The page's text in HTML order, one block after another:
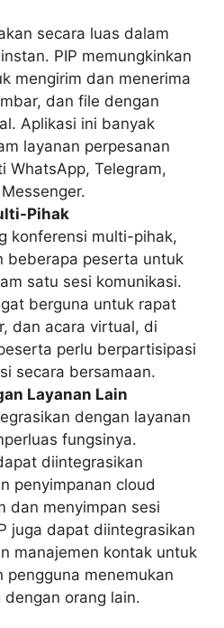
secara luas dalam
PIP memungkinkan
mengirim dan menerima
dan file dengan
Aplikasi ini banyak
layanan perpesanan
WhatsApp, Telegram,
Pihak
konferensi multi-pihak,
beberapa peserta untuk
satu sesi komunikasi.
berguna untuk rapat
dan acara virtual, di
perlu berpartisipasi
secara bersamaan.
Layanan Lain
dengan layanan
fungsinya.
diintegrasikan
penyimpanan cloud
dan menyimpan sesi
juga dapat diintegrasikan
manajemen kontak untuk
pengguna menemukan
orang lain.